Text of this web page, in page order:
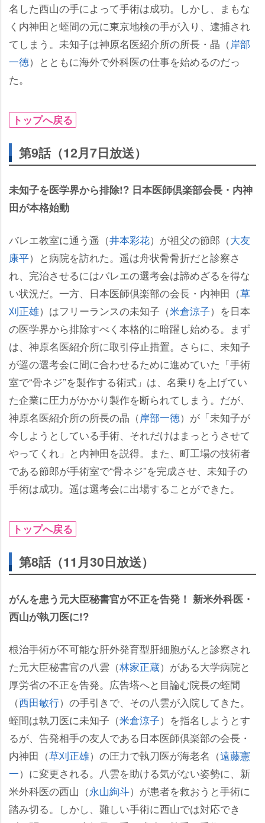
名した西山の手によって手術は成功。しかし、まもな
く内神田と蛭間の元に東京地検の手が入り、逮捕され
てしまう。未知子は神原名医紹介所の所長・晶（岸部
一徳）とともに海外で外科医の仕事を始めるのだっ
た。
トップへ戻る
第9話（12月7日放送）
未知子を医学界から排除!? 日本医師倶楽部会長・内神
田が本格始動
バレエ教室に通う遥（井本彩花）が祖父の節郎（大友
康平）と病院を訪れた。遥は舟状骨骨折だと診察さ
れ、完治させるにはバレエの選考会は諦めざるを得な
い状況だ。一方、日本医師倶楽部の会長・内神田（草
刈正雄）はフリーランスの未知子（米倉涼子）を日本
の医学界から排除すべく本格的に暗躍し始める。まず
は、神原名医紹介所に取引停止措置。さらに、未知子
が遥の選考会に間に合わせるために進めていた「手術
室で“骨ネジ”を製作する術式」は、名乗りを上げてい
た企業に圧力がかかり製作を断られてしまう。だが、
神原名医紹介所の所長の晶（岸部一徳）が「未知子が
今しようとしている手術、それだけはまっとうさせて
ってくれ」と内神田を説得。また、町工場の技術者
である節郎が手術室で“骨ネジ”を完成させ、未知子の
手術は成功。遥は選考会に出場することができた。
トップへ戻る
第8話（11月30日放送）
がんを患う元大臣秘書官が不正を告発！ 新米外科医・
西山が執刀医に!?
根治手術が不可能な肝外発育型肝細胞がんと診察され
た元大臣秘書官の八雲（林家正蔵）がある大学病院と
厚労省の不正を告発。広告塔へと目論む院長の蛭間
（西田敏行）の手引きで、その八雲が入院してきた。
蛭間は執刀医に未知子（米倉涼子）を指名しようとす
るが、告発相手の友人である日本医師倶楽部の会長・
内神田（草刈正雄）の圧力で執刀医が海老名（遠藤憲
一）に変更される。八雲を助ける気がない姿勢に、新
米外科医の西山（永山絢斗）が患者を救おうと手術に
踏み切る。しかし、難しい手術に西山では対応でき